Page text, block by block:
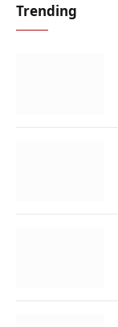
Trending